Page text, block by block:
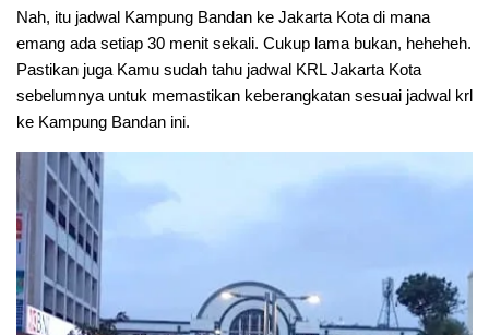
Nah, itu jadwal Kampung Bandan ke Jakarta Kota di mana
emang ada setiap 30 menit sekali. Cukup lama bukan, heheheh.
Pastikan juga Kamu sudah tahu jadwal KRL Jakarta Kota
sebelumnya untuk memastikan keberangkatan sesuai jadwal krl
ke Kampung Bandan ini.